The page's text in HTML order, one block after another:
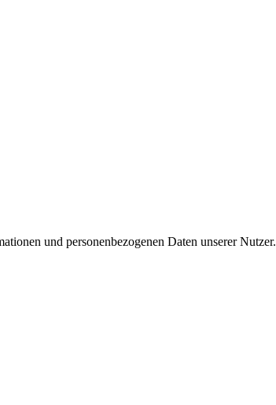
und personenbezogenen Daten unserer Nutzer.